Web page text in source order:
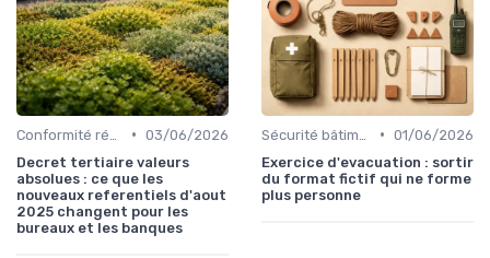
• 03/06/2026
Decret tertiaire valeurs
absolues : ce que les
nouveaux referentiels d'aout
2025 changent pour les
bureaux et les banques
• 01/06/2026
Exercice d'evacuation : sortir
du format fictif qui ne forme
plus personne